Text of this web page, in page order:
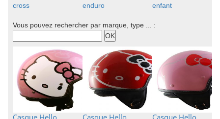
cross
enduro
enfant
Vous pouvez rechercher par marque, type ... :
Casque Hello
Casque Hello
Casque Hello